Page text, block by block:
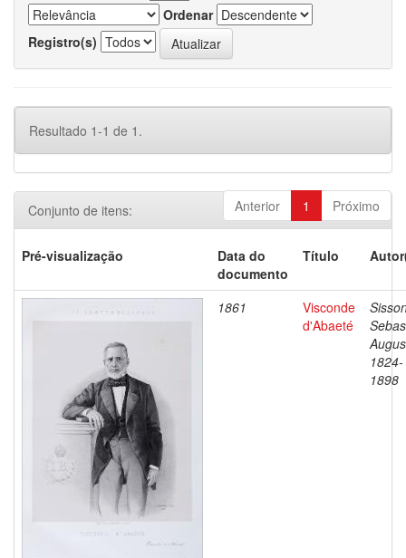
Ordenar
Registro(s)
Resultado 1-1 de 1.
Anterior 1 Próximo
Conjunto de itens:
Pré-visualização
Data do
documento
Título
1861
Visconde
d'Abaeté
1824-
1898